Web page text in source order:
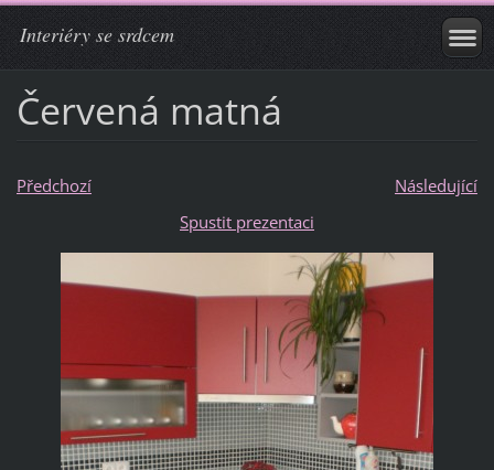
Interiéry se srdcem
Červená matná
Předchozí
Následující
Spustit prezentaci